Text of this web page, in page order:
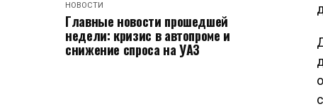
НОВОСТИ
Главные новости прошедшей
недели: кризис в автопроме и
снижение спроса на УАЗ